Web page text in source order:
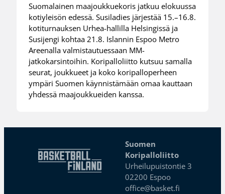
Suomalainen maajoukkuekoris jatkuu elokuussa
kotiyleisön edessä. Susiladies järjestää 15.–16.8.
kotiturnauksen Urhea-hallilla Helsingissä ja
Susijengi kohtaa 21.8. Islannin Espoo Metro
Areenalla valmistautuessaan MM-
jatkokarsintoihin. Koripalloliitto kutsuu samalla
seurat, joukkueet ja koko koripalloperheen
ympäri Suomen käynnistämään omaa kauttaan
yhdessä maajoukkueiden kanssa.
Suomen
Koripalloliitto
Urheilupuistontie 3
02200 Espoo
office@basket.fi